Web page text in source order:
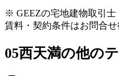
※ GEEZの宅地建物取引士
賃料・契約条件はお問合せ
05西天満の他の